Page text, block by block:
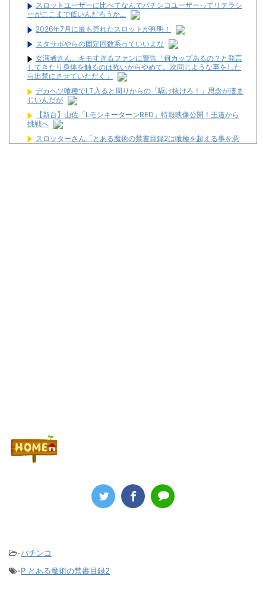
スロットユーザーに比べてなんでパチンコユーザーってリテラシ
ーがここまで低いんだろうか…
2026年7月に最も売れたスロットが判明！
スタサポやらの固定回数系っていいよな
女演者さん、キモすぎるファンに警告「何カップあるの？と発言
してきたり身体を触るのは怖いからやめて。次同じような事をした
ら出禁にさせていただく」
デカヘソ喰種でLT入ると周りからの「駆け抜けろ！」思念が凄ま
じいんだが
【新台】山佐「LモンキーターンRED」特報映像公開！王道から
挑戦へ
スロッターさん「とある魔術の禁書目録2は喰種を超える事を意
識して作ってるだけあって、演出・ゲーム性は東京喰種よりも良
-パチンコ
-P とある魔術の禁書目録2